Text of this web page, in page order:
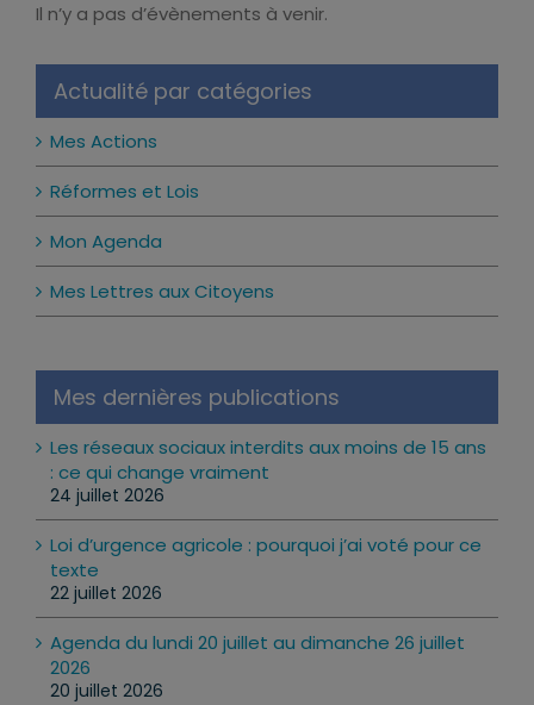
Notice
Il n’y a pas d’évènements à venir.
Actualité par catégories
Mes Actions
Réformes et Lois
Mon Agenda
Mes Lettres aux Citoyens
Mes dernières publications
Les réseaux sociaux interdits aux moins de 15 ans
: ce qui change vraiment
24 juillet 2026
Loi d’urgence agricole : pourquoi j’ai voté pour ce
texte
22 juillet 2026
Agenda du lundi 20 juillet au dimanche 26 juillet
2026
20 juillet 2026